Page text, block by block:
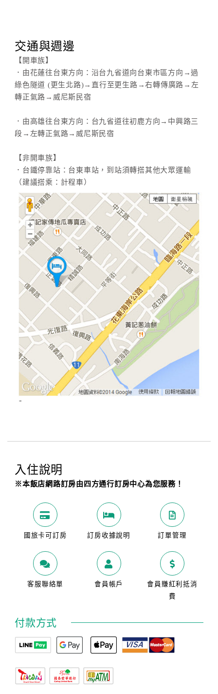
交通與週邊
【開車族】
．由花蓮往台東方向：沿台九省道向台東市區方向→過
綠色隧道 (更生北路)→直行至更生路→右轉傳廣路→左
轉正氣路→威尼斯民宿
．由高雄往台東方向：台九省道往初鹿方向→中興路三
段→左轉正氣路→威尼斯民宿
【非開車族】
．台鐵停靠站：台東車站，到站須轉搭其他大眾運輸
（建議搭乘：計程車）
入住說明
※本飯店網路訂房由四方通行訂房中心為您服務！
國旅卡可訂房 訂房收據說明 訂單管理
客服聯絡單 會員帳戶
會員賺紅利抵消
費
付款方式